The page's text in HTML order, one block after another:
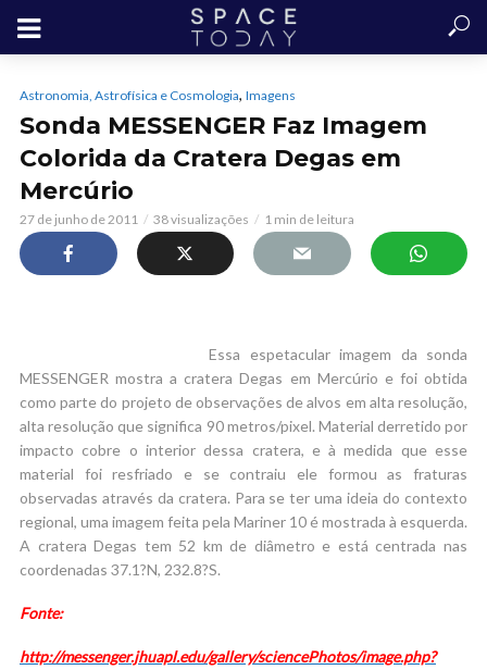
Astronomia, Astrofísica e Cosmologia, Imagens
Sonda MESSENGER Faz Imagem
Colorida da Cratera Degas em
Mercúrio
27 de junho de 2011 38 visualizações 1 min de leitura
Essa espetacular imagem da sonda
MESSENGER mostra a cratera Degas em Mercúrio e foi obtida
como parte do projeto de observações de alvos em alta resolução,
alta resolução que significa 90 metros/pixel. Material derretido por
impacto cobre o interior dessa cratera, e à medida que esse
material foi resfriado e se contraiu ele formou as fraturas
observadas através da cratera. Para se ter uma ideia do contexto
regional, uma imagem feita pela Mariner 10 é mostrada à esquerda.
A cratera Degas tem 52 km de diâmetro e está centrada nas
coordenadas 37.1?N, 232.8?S.
Fonte:
http://messenger.jhuapl.edu/gallery/sciencePhotos/image.php?